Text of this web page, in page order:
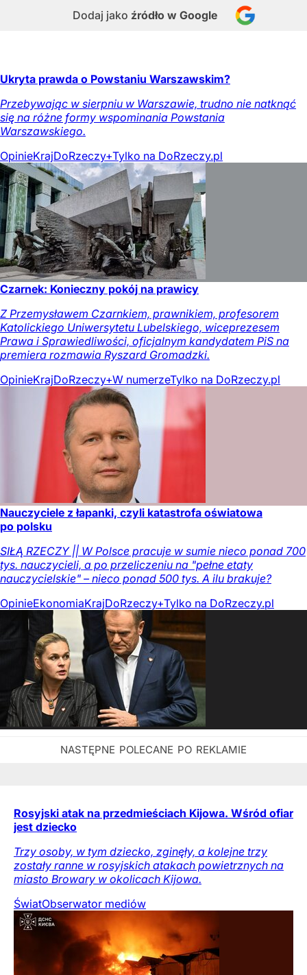
Dodaj jako źródło w Google
Ukryta prawda o Powstaniu Warszawskim?
Przebywając w sierpniu w Warszawie, trudno nie natknąć
się na różne formy wspominania Powstania
Warszawskiego.
OpinieKrajDoRzeczy+Tylko na DoRzeczy.pl
Czarnek: Konieczny pokój na prawicy
Z Przemysławem Czarnkiem, prawnikiem, profesorem
Katolickiego Uniwersytetu Lubelskiego, wiceprezesem
Prawa i Sprawiedliwości, oficjalnym kandydatem PiS na
premiera rozmawia Ryszard Gromadzki.
OpinieKrajDoRzeczy+W numerzeTylko na DoRzeczy.pl
Nauczyciele z łapanki, czyli katastrofa oświatowa
po polsku
SIŁĄ RZECZY || W Polsce pracuje w sumie nieco ponad 700
tys. nauczycieli, a po przeliczeniu na "pełne etaty
nauczycielskie" – nieco ponad 500 tys. A ilu brakuje?
OpinieEkonomiaKrajDoRzeczy+Tylko na DoRzeczy.pl
Rosyjski atak na przedmieściach Kijowa. Wśród ofiar
jest dziecko
Trzy osoby, w tym dziecko, zginęły, a kolejne trzy
zostały ranne w rosyjskich atakach powietrznych na
miasto Browary w okolicach Kijowa.
ŚwiatObserwator mediów